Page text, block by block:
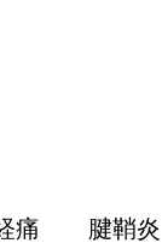
痛 腱鞘炎